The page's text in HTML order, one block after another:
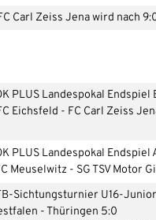
Carl Zeiss Jena wird nach
PLUS Landespokal
Eichsfeld - FC Carl Zeiss
PLUS Landespokal
Meuselwitz - SG TSV Motor
Sichtungsturnier U16-
- Thüringen 5:0